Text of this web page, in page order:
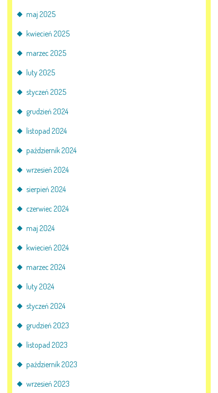
maj 2025
kwiecień 2025
marzec 2025
luty 2025
styczeń 2025
grudzień 2024
listopad 2024
październik 2024
wrzesień 2024
sierpień 2024
czerwiec 2024
maj 2024
kwiecień 2024
marzec 2024
luty 2024
styczeń 2024
grudzień 2023
listopad 2023
październik 2023
wrzesień 2023